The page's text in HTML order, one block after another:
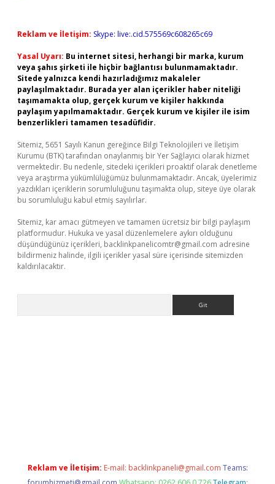
Reklam ve İletişim: Skype: live:.cid.575569c608265c69
Yasal Uyarı: Bu internet sitesi, herhangi bir marka, kurum
veya şahıs şirketi ile hiçbir bağlantısı bulunmamaktadır.
Sitede yalnızca kendi hazırladığımız makaleler
paylaşılmaktadır. Burada yer alan içerikler haber niteliği
taşımamakta olup, gerçek kurum ve kişiler hakkında
paylaşım yapılmamaktadır. Gerçek kurum ve kişiler ile isim
benzerlikleri tamamen tesadüfidir.
Sitemiz, 5651 Sayılı Kanun gereğince Bilgi Teknolojileri ve İletişim
Kurumu (BTK) tarafından onaylanmış bir Yer Sağlayıcı olarak hizmet
vermektedir. Bu nedenle, sitedeki içerikleri proaktif olarak denetleme
veya araştırma yükümlülüğümüz bulunmamaktadır. Ancak, üyelerimiz
yazdıkları içeriklerin sorumluluğunu taşımakta olup, siteye üye olarak
bu sorumluluğu kabul etmiş sayılırlar.
Sitemiz, kar amacı gütmeyen ve tamamen ücretsiz bir bilgi paylaşım
platformudur. Hukuka ve yasal düzenlemelere aykırı olduğunu
düşündüğünüz içerikleri, backlinkpanelicomtr@gmail.com adresine
bildirmeniz halinde, ilgili içerikler yasal süre içerisinde sitemizden
kaldırılacaktır.
Reklam ve İletişim: E-mail: backlinkpaneli@gmail.com Teams: